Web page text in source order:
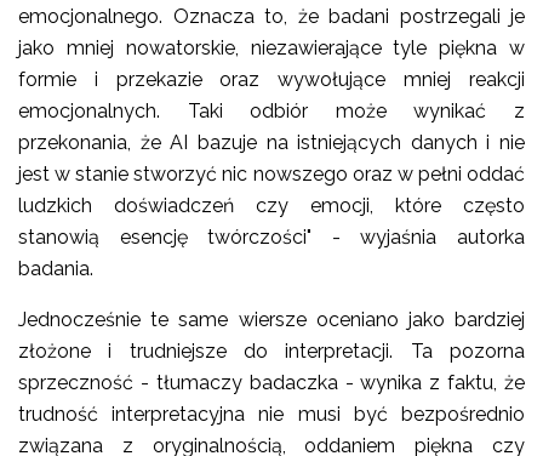
emocjonalnego. Oznacza to, że badani postrzegali je
jako mniej nowatorskie, niezawierające tyle piękna w
formie i przekazie oraz wywołujące mniej reakcji
emocjonalnych. Taki odbiór może wynikać z
przekonania, że AI bazuje na istniejących danych i nie
jest w stanie stworzyć nic nowszego oraz w pełni oddać
ludzkich doświadczeń czy emocji, które często
stanowią esencję twórczości" - wyjaśnia autorka
badania.
Jednocześnie te same wiersze oceniano jako bardziej
złożone i trudniejsze do interpretacji. Ta pozorna
sprzeczność - tłumaczy badaczka - wynika z faktu, że
trudność interpretacyjna nie musi być bezpośrednio
związana z oryginalnością, oddaniem piękna czy